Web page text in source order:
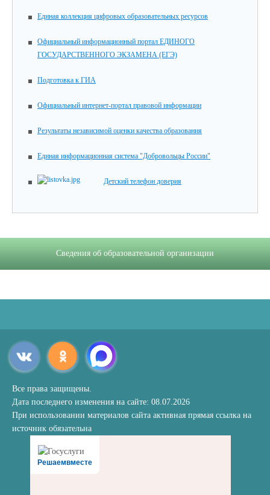
Единая коллекция цифровых образовательных ресурсов
Официальный информационный портал ЕДИНОГО
ГОСУДАРСТВЕННОГО ЭКЗАМЕНА (ЕГЭ)
Подготовка к ГИА
Официальный интернет-портал правовой информации
Результаты независимой оценки качества образования
Единая информационная система "Добровольцы России"
Детский телефон доверия
Сведения об образовательной организации
Все права защищены.
Дата последнего изменения на сайте: 08.07.2026
При использовании материалов сайта активная прямая ссылка на
источник обязательна
Решаемвместе